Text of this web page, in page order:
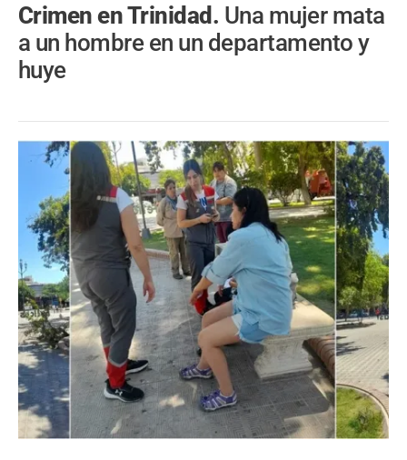
Crimen en Trinidad. Una mujer mata
a un hombre en un departamento y
huye